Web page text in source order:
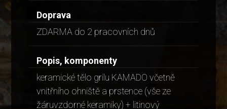
Doprava
ZDARMA do 2 pracovních dnů
Popis, komponenty
keramické tělo grilu KAMADO včetně
vnitřního ohniště a prstence (vše ze
žáruvzdorné keramiky) + litinový